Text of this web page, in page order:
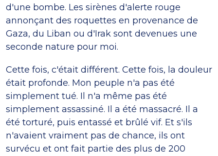
d'une bombe. Les sirènes d'alerte rouge
annonçant des roquettes en provenance de
Gaza, du Liban ou d'Irak sont devenues une
seconde nature pour moi.
Cette fois, c'était différent. Cette fois, la douleur
était profonde. Mon peuple n'a pas été
simplement tué. Il n'a même pas été
simplement assassiné. Il a été massacré. Il a
été torturé, puis entassé et brûlé vif. Et s'ils
n'avaient vraiment pas de chance, ils ont
survécu et ont fait partie des plus de 200